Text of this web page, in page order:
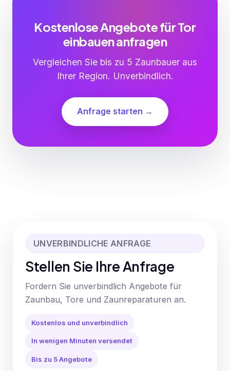
Kostenlose Angebote für Tor
einbauen anfragen
Vergleichen Sie bis zu 5 Zaunbauer aus
Ihrer Region. Unverbindlich.
Anfrage starten →
UNVERBINDLICHE ANFRAGE
Stellen Sie Ihre Anfrage
Fordern Sie unverbindlich Angebote für
Zaunbau, Tore und Zaunreparaturen an.
Kostenlos und unverbindlich
In wenigen Minuten versendet
Bis zu 5 Angebote